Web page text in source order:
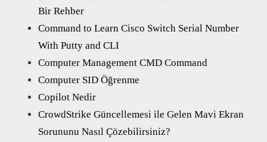
Bir Rehber
Command to Learn Cisco Switch Serial Number
With Putty and CLI
Computer Management CMD Command
Computer SID Öğrenme
Copilot Nedir
CrowdStrike Güncellemesi ile Gelen Mavi Ekran
Sorununu Nasıl Çözebilirsiniz?